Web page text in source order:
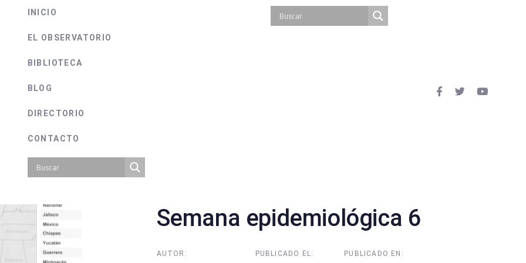
INICIO
EL OBSERVATORIO
BIBLIOTECA
BLOG
DIRECTORIO
CONTACTO
Semana epidemiológica 6
AUTOR: PUBLICADO EL: PUBLICADO EN: